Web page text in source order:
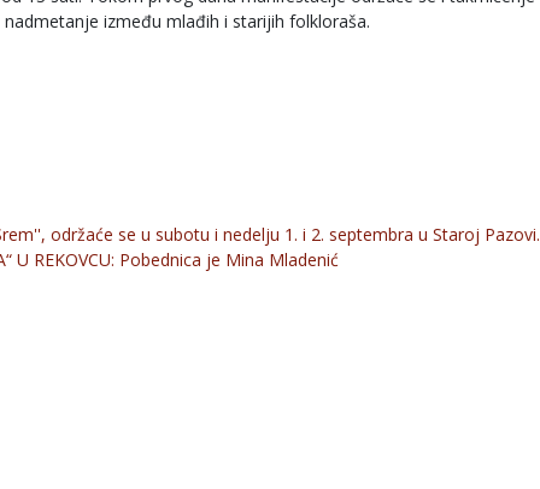
između mlađih i starijih folkloraša.
održaće se u subotu i nedelju 1. i 2. septembra u Staroj Pazovi.
U REKOVCU: Pobednica je Mina Mladenić